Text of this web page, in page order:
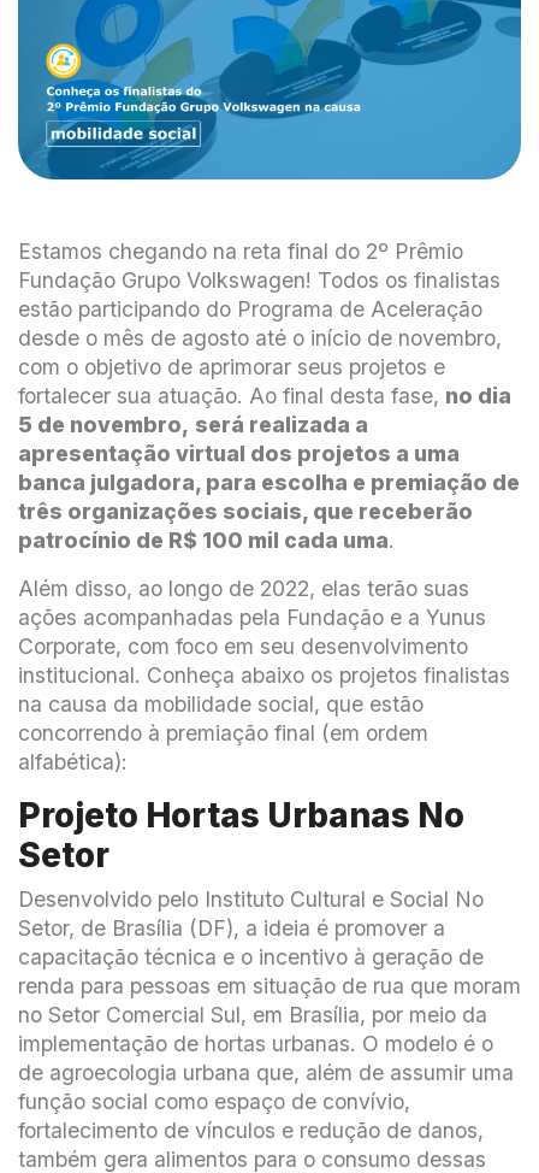
Estamos chegando na reta final do 2º Prêmio
Fundação Grupo Volkswagen! Todos os finalistas
estão participando do Programa de Aceleração
desde o mês de agosto até o início de novembro,
com o objetivo de aprimorar seus projetos e
fortalecer sua atuação. Ao final desta fase, no dia
5 de novembro, será realizada a
apresentação virtual dos projetos a uma
banca julgadora, para escolha e premiação de
três organizações sociais, que receberão
patrocínio de R$ 100 mil cada uma.
Além disso, ao longo de 2022, elas terão suas
ações acompanhadas pela Fundação e a Yunus
Corporate, com foco em seu desenvolvimento
institucional. Conheça abaixo os projetos finalistas
na causa da mobilidade social, que estão
concorrendo à premiação final (em ordem
alfabética):
Projeto Hortas Urbanas No
Setor
Desenvolvido pelo Instituto Cultural e Social No
Setor, de Brasília (DF), a ideia é promover a
capacitação técnica e o incentivo à geração de
renda para pessoas em situação de rua que moram
no Setor Comercial Sul, em Brasília, por meio da
implementação de hortas urbanas. O modelo é o
de agroecologia urbana que, além de assumir uma
função social como espaço de convívio,
fortalecimento de vínculos e redução de danos,
também gera alimentos para o consumo dessas